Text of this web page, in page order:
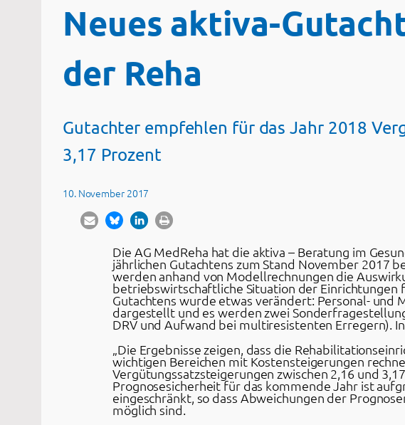
Neues aktiva-
der Reha
Gutachter empfehlen für das Jahr 2018
3,17 Prozent
10. November 2017
Die AG MedReha hat die aktiva – Beratung im
jährlichen Gutachtens zum Stand November 2017
werden anhand von Modellrechnungen die
betriebswirtschaftliche Situation der Einrichtungen
Gutachtens wurde etwas verändert: Personal-
dargestellt und es werden zwei
DRV und Aufwand bei multiresistenten Erregern).
„Die Ergebnisse zeigen, dass die
wichtigen Bereichen mit Kostensteigerungen
Vergütungssatzsteigerungen zwischen 2,16 und
Prognosesicherheit für das kommende Jahr ist
eingeschränkt, so dass Abweichungen der
möglich sind.